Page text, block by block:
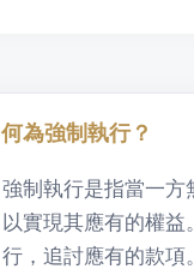
何為強制執行？
強制執行是指當一方
以實現其應有的權
行，追討應有的款項。